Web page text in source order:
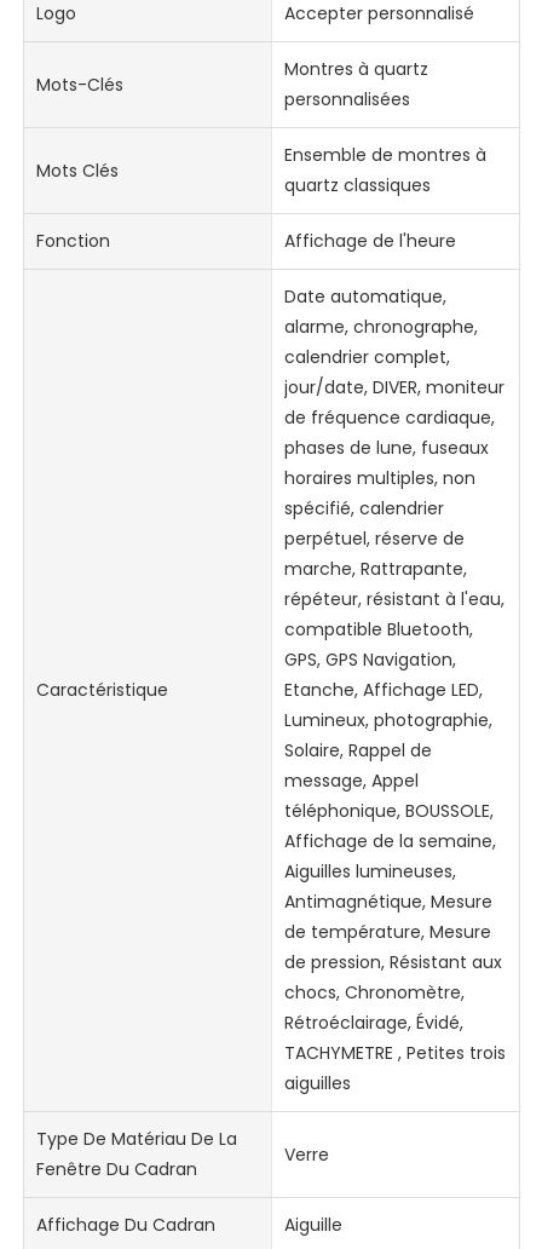
Logo Accepter personnalisé
Mots-Clés
Montres à quartz
personnalisées
Mots Clés
Ensemble de montres à
quartz classiques
Fonction Affichage de l'heure
Caractéristique
Date automatique,
alarme, chronographe,
calendrier complet,
jour/date, DIVER, moniteur
de fréquence cardiaque,
phases de lune, fuseaux
horaires multiples, non
spécifié, calendrier
perpétuel, réserve de
marche, Rattrapante,
répéteur, résistant à l'eau,
compatible Bluetooth,
GPS, GPS Navigation,
Etanche, Affichage LED,
Lumineux, photographie,
Solaire, Rappel de
message, Appel
téléphonique, BOUSSOLE,
Affichage de la semaine,
Aiguilles lumineuses,
Antimagnétique, Mesure
de température, Mesure
de pression, Résistant aux
chocs, Chronomètre,
Rétroéclairage, Évidé,
TACHYMETRE , Petites trois
aiguilles
Type De Matériau De La
Fenêtre Du Cadran
Verre
Affichage Du Cadran Aiguille